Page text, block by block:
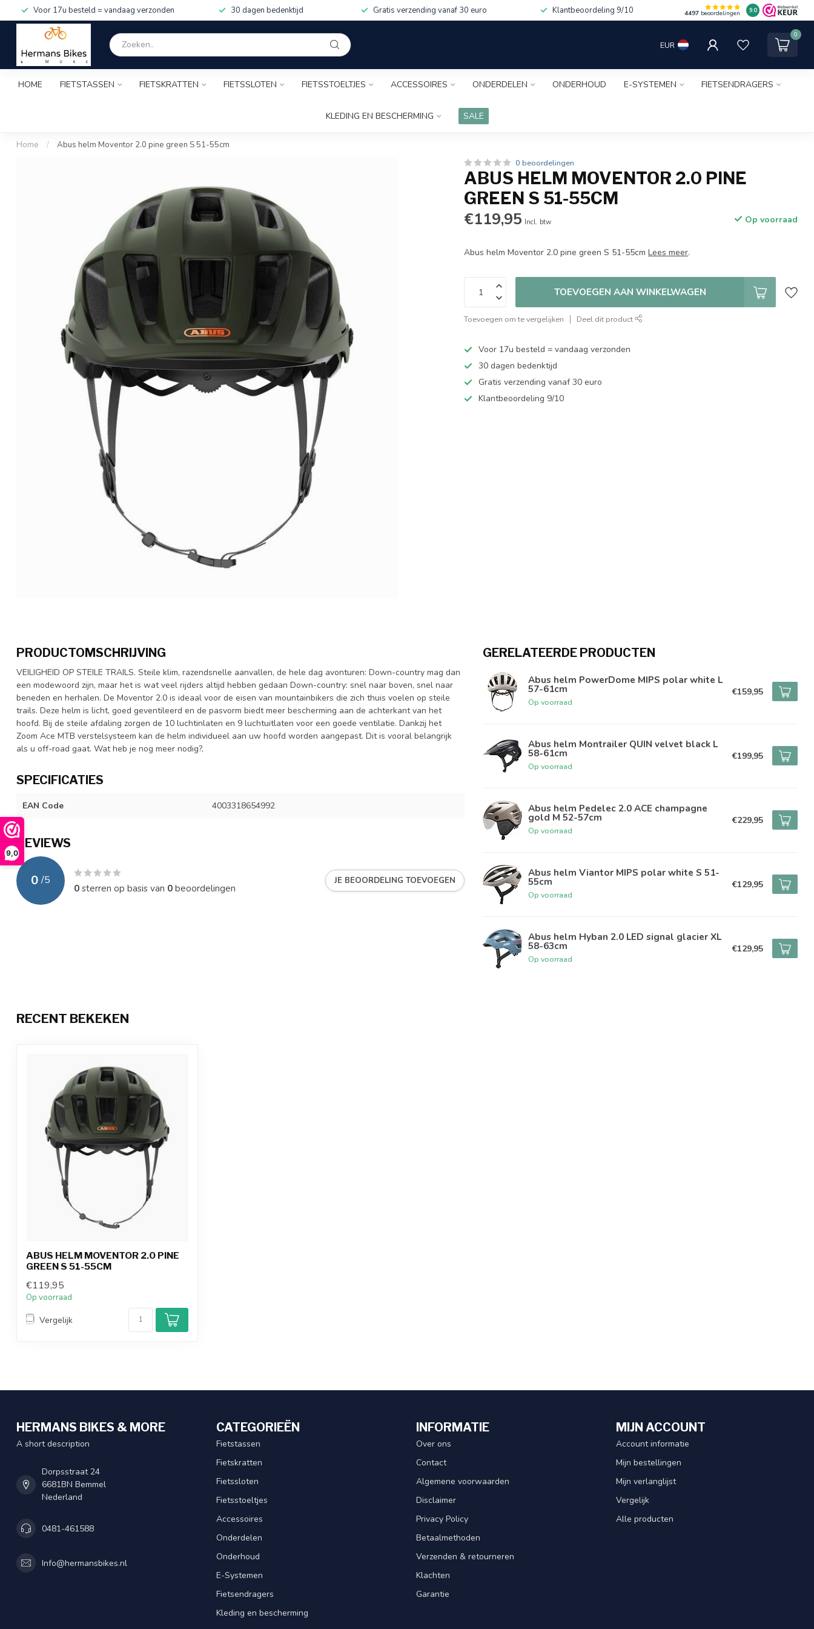
9,0
Voor 17u besteld = vandaag verzonden 30 dagen bedenktijd Gratis verzending vanaf 30 euro Klantbeoordeling 9/10 4497beoordelingen 9.0
EUR
0
HOME FIETSTASSEN FIETSKRATTEN FIETSSLOTEN FIETSSTOELTJES ACCESSOIRES ONDERDELEN ONDERHOUD E-SYSTEMEN FIETSENDRAGERS
KLEDING EN BESCHERMING SALE
Home / Abus helm Moventor 2.0 pine green S 51-55cm
0 beoordelingen
ABUS HELM MOVENTOR 2.0 PINE
GREEN S 51-55CM
€119,95 Incl. btw Op voorraad
Abus helm Moventor 2.0 pine green S 51-55cmLees meer.
TOEVOEGEN AAN WINKELWAGEN
Toevoegen om te vergelijken Deel dit product
Voor 17u besteld = vandaag verzonden
30 dagen bedenktijd
Gratis verzending vanaf 30 euro
Klantbeoordeling 9/10
PRODUCTOMSCHRIJVING
VEILIGHEID OP STEILE TRAILS. Steile klim, razendsnelle aanvallen, de hele dag avonturen: Down-country mag dan
een modewoord zijn, maar het is wat veel rijders altijd hebben gedaan Down-country: snel naar boven, snel naar
beneden en herhalen. De Moventor 2.0 is ideaal voor de eisen van mountainbikers die zich thuis voelen op steile
trails. Deze helm is licht, goed geventileerd en de pasvorm biedt meer bescherming aan de achterkant van het
hoofd. Bij de steile afdaling zorgen de 10 luchtinlaten en 9 luchtuitlaten voor een goede ventilatie. Dankzij het
Zoom Ace MTB verstelsysteem kan de helm individueel aan uw hoofd worden aangepast. Dit is vooral belangrijk
als u off-road gaat. Wat heb je nog meer nodig?,
SPECIFICATIES
EAN Code 4003318654992
REVIEWS
0 /5
0sterren op basis van 0beoordelingen
JE BEOORDELING TOEVOEGEN
GERELATEERDE PRODUCTEN
Abus helm PowerDome MIPS polar white L
57-61cm
Op voorraad
€159,95
Abus helm Montrailer QUIN velvet black L
58-61cm
Op voorraad
€199,95
Abus helm Pedelec 2.0 ACE champagne
gold M 52-57cm
Op voorraad
€229,95
Abus helm Viantor MIPS polar white S 51-
55cm
Op voorraad
€129,95
Abus helm Hyban 2.0 LED signal glacier XL
58-63cm
Op voorraad
€129,95
RECENT BEKEKEN
ABUS HELM MOVENTOR 2.0 PINE
GREEN S 51-55CM
€119,95
Op voorraad
Vergelijk
HERMANS BIKES & MORE
A short description
Dorpsstraat 24
6681BN Bemmel
Nederland
0481-461588
Info@hermansbikes.nl
CATEGORIEËN
Fietstassen
Fietskratten
Fietssloten
Fietsstoeltjes
Accessoires
Onderdelen
Onderhoud
E-Systemen
Fietsendragers
Kleding en bescherming
INFORMATIE
Over ons
Contact
Algemene voorwaarden
Disclaimer
Privacy Policy
Betaalmethoden
Verzenden & retourneren
Klachten
Garantie
MIJN ACCOUNT
Account informatie
Mijn bestellingen
Mijn verlanglijst
Vergelijk
Alle producten